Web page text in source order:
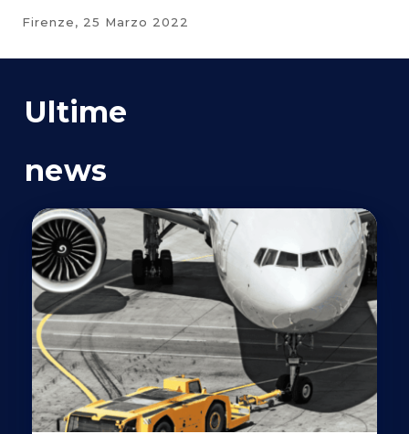
Firenze, 25 Marzo 2022
Ultime
news